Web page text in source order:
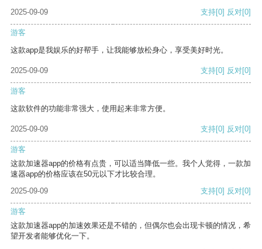
2025-09-09 支持[0] 反对[0]
游客
这款app是我娱乐的好帮手，让我能够放松身心，享受美好时光。
2025-09-09 支持[0] 反对[0]
游客
这款软件的功能非常强大，使用起来非常方便。
2025-09-09 支持[0] 反对[0]
游客
这款加速器app的价格有点贵，可以适当降低一些。我个人觉得，一款加
速器app的价格应该在50元以下才比较合理。
2025-09-09
支持[0] 反对[0]
游客
这款加速器app的加速效果还是不错的，但偶尔也会出现卡顿的情况，希
望开发者能够优化一下。